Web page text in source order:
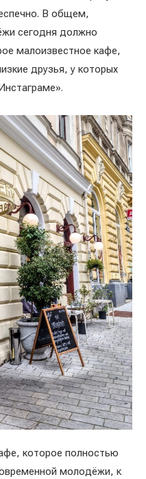
В общем,
сегодня должно
малоизвестное кафе,
друзья, у которых
которое полностью
молодёжи, к